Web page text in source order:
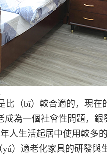
（bǐ）較合適的，現在
成為一個社會性問題，銀
人生活起居中使用較多
）適老化家具的研發與